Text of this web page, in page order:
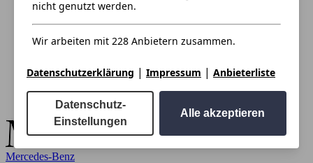
Mercedes-Benz
nicht genutzt werden.
Wir arbeiten mit 228 Anbietern zusammen.
Datenschutzerklärung | Impressum | Anbieterliste
Datenschutz-
Einstellungen
Alle akzeptieren